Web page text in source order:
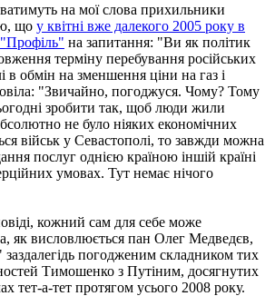
на мої слова прихильники
що у квітні вже далекого 2005 року в
на запитання: "Ви як політик
терміну перебування російських
в обмін на зменшення ціни на газ і
"Звичайно, погоджуся. Чому? Тому
зробити так, щоб люди жили
не було ніяких економічних
військ у Севастополі, то завжди можна
послуг однією країною іншій країні
умовах. Тут немає нічого
кожний сам для себе може
як висловлюється пан Олег Медведєв,
заздалегідь погодженим складником тих
Тимошенко з Путіним, досягнутих
тет-а-тет протягом усього 2008 року.